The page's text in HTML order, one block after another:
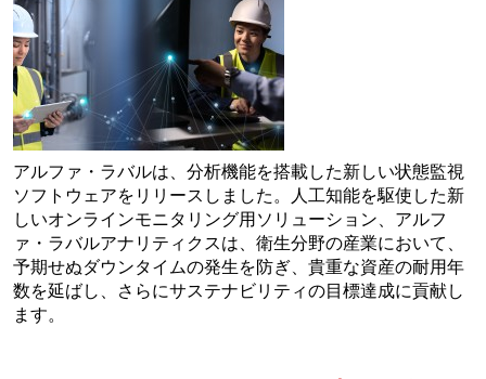
アルファ・ラバルは、分析機能を搭載した新しい状態監視
ソフトウェアをリリースしました。人工知能を駆使した新
しいオンラインモニタリング用ソリューション、アルフ
ァ・ラバルアナリティクスは、衛生分野の産業において、
予期せぬダウンタイムの発生を防ぎ、貴重な資産の耐用年
数を延ばし、さらにサステナビリティの目標達成に貢献し
ます。